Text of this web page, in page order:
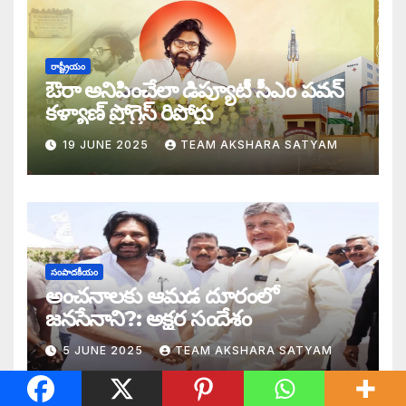
డబ్బై సంవత్సరాల గిరి చరిత్రను తిరగరాసిన
సీజ్ ద బోట్ కాదు – సీజ్ ద సిస్టం: జనసేనానికి
కూటమిలో కుమ్ములాటలు – వైసీపీలో కేరింతలపై
అంజనీ పుత్రుడు పవర్ కళ్యాణ్ పై అక్షర
రాష్ట్ర ఉప ముఖ్యమంత్రిగా బాధ్యతలు
గరళకంఠుడు చేతిలో గ్రామీణం – సేనాని
పవన్ కళ్యాణ్ డిప్యూటీ సీఎం – శాఖలు
జనసేనాని విజయం వెనుక నమ్మలేని నిజాలు:
రాష్ట్రీయం
ఔరా అనిపించేలా డిప్యూటీ సీఎం పవన్
కళ్యాణ్ ప్రోగ్రెస్ రిపోర్టు
19 JUNE 2025 TEAM AKSHARA SATYAM
సంపాదకీయం
అంచనాలకు ఆమడ దూరంలో
జనసేనాని?: అక్షర సందేశం
5 JUNE 2025 TEAM AKSHARA SATYAM